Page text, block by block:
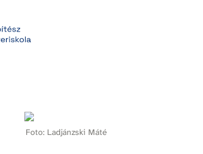
Foto: Ladjánzski Máté